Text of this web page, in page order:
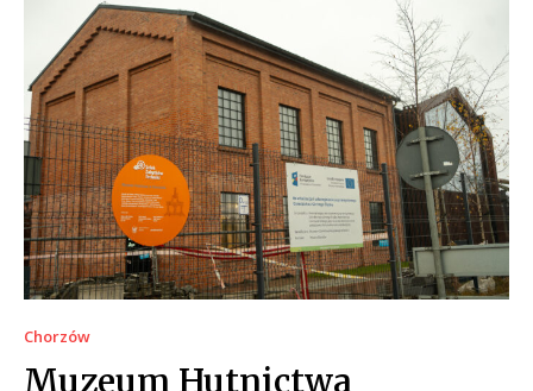
Chorzów
Muzeum Hutnictwa